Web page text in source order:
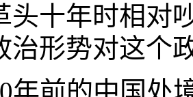
头十年时相对
治形势对这个